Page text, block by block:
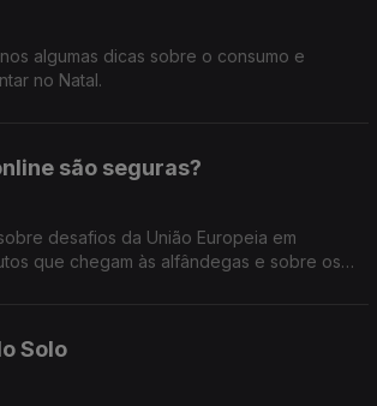
algumas dicas sobre o consumo e
no Natal.
são seguras?
desafios da União Europeia em
que chegam às alfândegas e sobre os
Solo